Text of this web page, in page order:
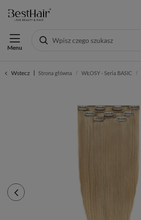
Menu
Wstecz Strona główna WŁOSY - Seria BASIC